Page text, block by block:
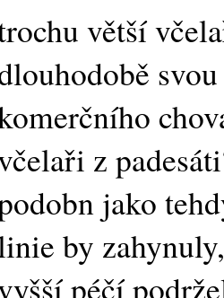
větší
z
jako
by
péčí